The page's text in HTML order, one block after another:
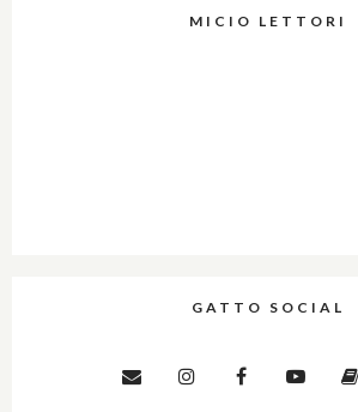
MICIO LETTORI
GATTO SOCIAL